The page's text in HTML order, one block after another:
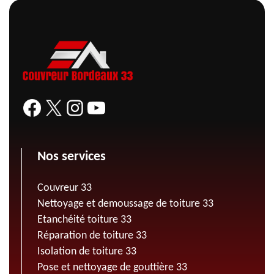
Nos services
Couvreur 33
Nettoyage et demoussage de toiture 33
Etanchéité toiture 33
Réparation de toiture 33
Isolation de toiture 33
Pose et nettoyage de gouttière 33